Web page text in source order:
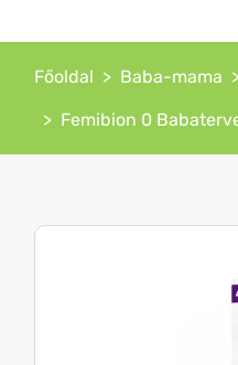
Főoldal Baba-mama
Femibion 0